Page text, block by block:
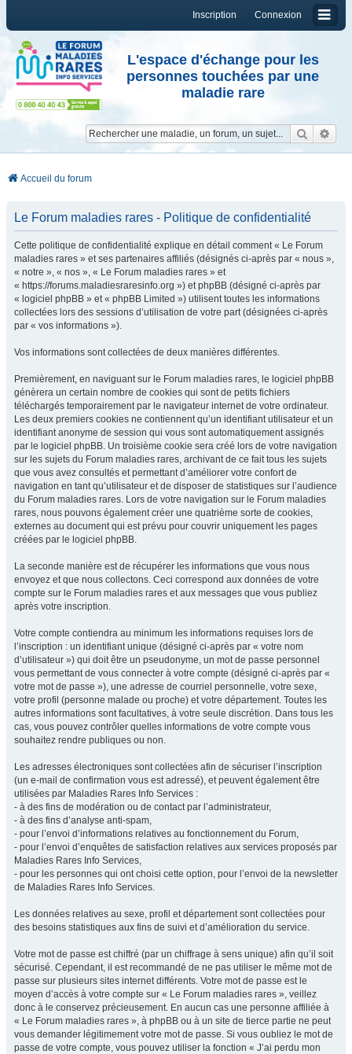
Connexion
Inscription
L'espace d'échange pour les
personnes touchées par une
maladie rare
Accueil du forum
Le Forum maladies rares - Politique de confidentialité
Cette politique de confidentialité explique en détail comment « Le Forum
maladies rares » et ses partenaires affiliés (désignés ci-après par « nous »,
« notre », « nos », « Le Forum maladies rares » et
« https://forums.maladiesraresinfo.org ») et phpBB (désigné ci-après par
« logiciel phpBB » et « phpBB Limited ») utilisent toutes les informations
collectées lors des sessions d’utilisation de votre part (désignées ci-après
par « vos informations »).
Vos informations sont collectées de deux manières différentes.
Premièrement, en naviguant sur le Forum maladies rares, le logiciel phpBB
génèrera un certain nombre de cookies qui sont de petits fichiers
téléchargés temporairement par le navigateur internet de votre ordinateur.
Les deux premiers cookies ne contiennent qu’un identifiant utilisateur et un
identifiant anonyme de session qui vous sont automatiquement assignés
par le logiciel phpBB. Un troisième cookie sera créé lors de votre navigation
sur les sujets du Forum maladies rares, archivant de ce fait tous les sujets
que vous avez consultés et permettant d’améliorer votre confort de
navigation en tant qu’utilisateur et de disposer de statistiques sur l’audience
du Forum maladies rares. Lors de votre navigation sur le Forum maladies
rares, nous pouvons également créer une quatrième sorte de cookies,
externes au document qui est prévu pour couvrir uniquement les pages
créées par le logiciel phpBB.
La seconde manière est de récupérer les informations que vous nous
envoyez et que nous collectons. Ceci correspond aux données de votre
compte sur le Forum maladies rares et aux messages que vous publiez
après votre inscription.
Votre compte contiendra au minimum les informations requises lors de
l’inscription : un identifiant unique (désigné ci-après par « votre nom
d’utilisateur ») qui doit être un pseudonyme, un mot de passe personnel
vous permettant de vous connecter à votre compte (désigné ci-après par «
votre mot de passe »), une adresse de courriel personnelle, votre sexe,
votre profil (personne malade ou proche) et votre département. Toutes les
autres informations sont facultatives, à votre seule discrétion. Dans tous les
cas, vous pouvez contrôler quelles informations de votre compte vous
souhaitez rendre publiques ou non.
Les adresses électroniques sont collectées afin de sécuriser l’inscription
(un e-mail de confirmation vous est adressé), et peuvent également être
utilisées par Maladies Rares Info Services :
- à des fins de modération ou de contact par l’administrateur,
- à des fins d’analyse anti-spam,
- pour l’envoi d’informations relatives au fonctionnement du Forum,
- pour l’envoi d’enquêtes de satisfaction relatives aux services proposés par
Maladies Rares Info Services,
- pour les personnes qui ont choisi cette option, pour l’envoi de la newsletter
de Maladies Rares Info Services.
Les données relatives au sexe, profil et département sont collectées pour
des besoins statistiques aux fins de suivi et d’amélioration du service.
Votre mot de passe est chiffré (par un chiffrage à sens unique) afin qu’il soit
sécurisé. Cependant, il est recommandé de ne pas utiliser le même mot de
passe sur plusieurs sites internet différents. Votre mot de passe est le
moyen d’accès à votre compte sur « Le Forum maladies rares », veillez
donc à le conservez précieusement. En aucun cas une personne affiliée à
« Le Forum maladies rares », à phpBB ou à un site de tierce partie ne peut
vous demander légitimement votre mot de passe. Si vous oubliez le mot de
passe de votre compte, vous pouvez utiliser la fonction « J’ai perdu mon